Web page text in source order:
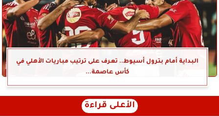
البداية أمام بترول أسيوط.. تعرف على ترتيب مباريات الأهلي في
كأس عاصمة...
الأعلى قراءة